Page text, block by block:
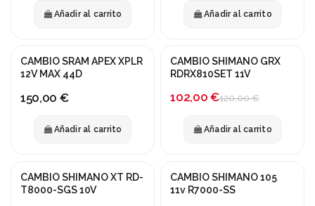
Añadir al carrito Añadir al carrito
CAMBIO SRAM APEX XPLR
12V MAX 44D
150,00 €
Añadir al carrito
¡En oferta!
CAMBIO SHIMANO GRX
RDRX810SET 11V
102,00 €120,00 €
Añadir al carrito
CAMBIO SHIMANO XT RD-
T8000-SGS 10V
¡En oferta!
CAMBIO SHIMANO 105
11v R7000-SS